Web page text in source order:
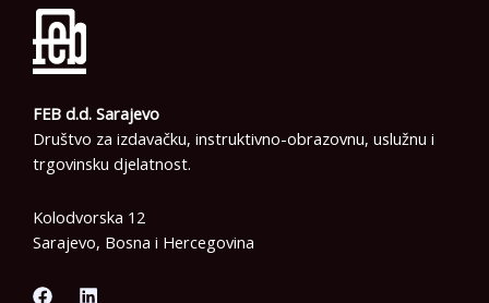
FEB d.d. Sarajevo
Društvo za izdavačku, instruktivno-obrazovnu, uslužnu i
trgovinsku djelatnost.
Kolodvorska 12
Sarajevo, Bosna i Hercegovina